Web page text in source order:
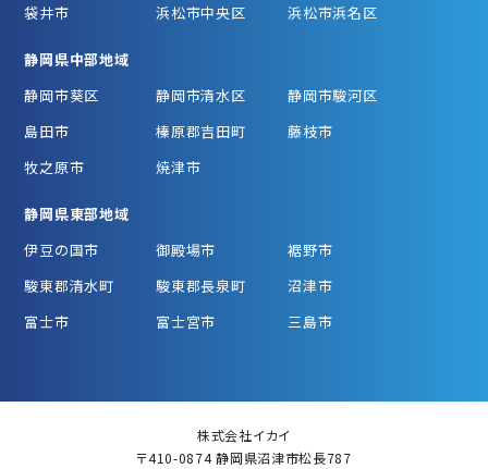
袋井市
浜松市中央区 浜松市浜名区
静岡県中部地域
静岡市葵区
静岡市清水区
静岡市駿河区
島田市
榛原郡吉田町
藤枝市
牧之原市
焼津市
静岡県東部地域
伊豆の国市
御殿場市
裾野市
駿東郡清水町
駿東郡長泉町
沼津市
富士市
富士宮市 三島市
株式会社イカイ
〒410-0874 静岡県沼津市松長787